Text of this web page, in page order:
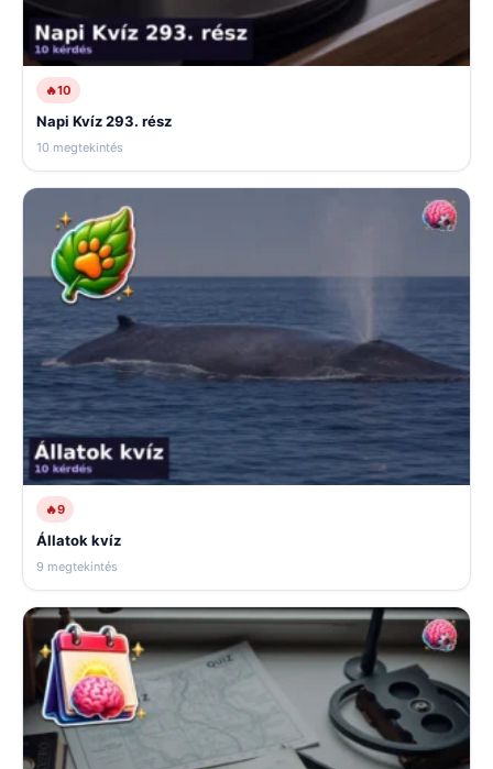
🔥10
Napi Kvíz 293. rész
10 megtekintés
🔥9
Állatok kvíz
9 megtekintés